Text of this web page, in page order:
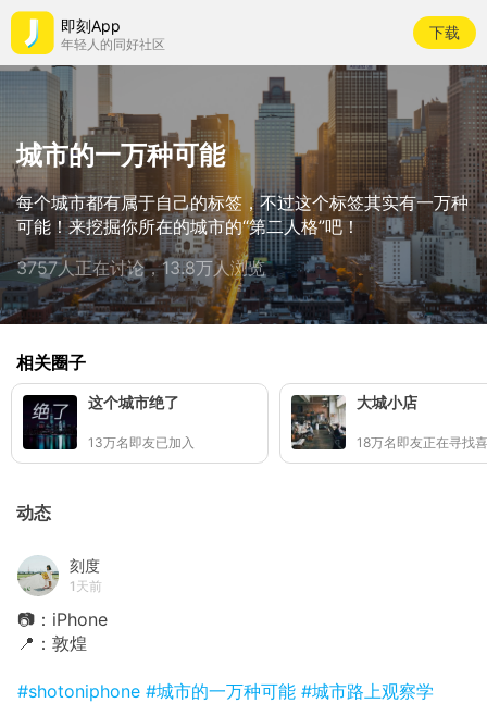
即刻App
年轻人的同好社区
下载
城市的一万种可能
每个城市都有属于自己的标签，不过这个标签其实有一万种
可能！来挖掘你所在的城市的“第二人格”吧！
3757人正在讨论，13.8万人浏览
相关圈子
这个城市绝了
13万名即友已加入
大城小店
动态
刻度
1天前
📷：iPhone
📍：敦煌
#shotoniphone #城市的一万种可能 #城市路上观察学